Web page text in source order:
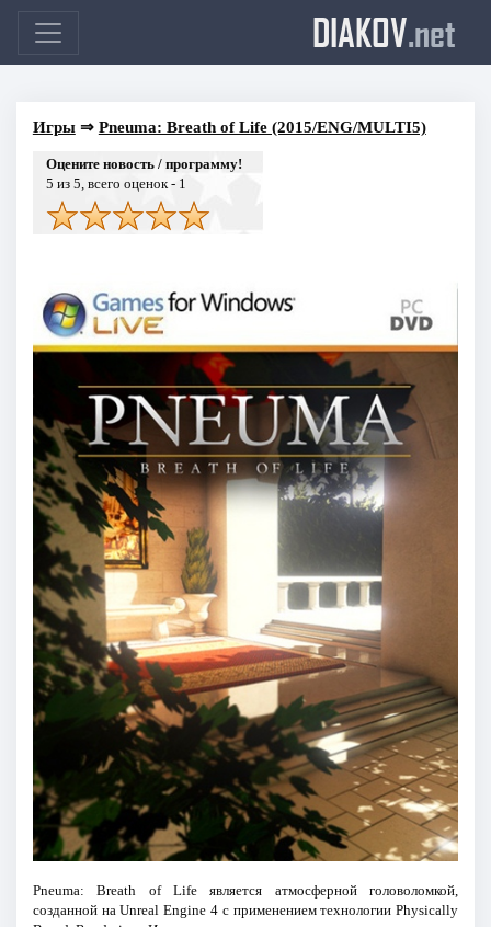
DIAKOV.net
Игры⇒ Pneuma: Breath of Life (2015/ENG/MULTI5)
Оцените новость / программу!
5 из 5, всего оценок - 1
Pneuma: Breath of Life является атмосферной головоломкой,
созданной на Unreal Engine 4 с применением технологии Physically